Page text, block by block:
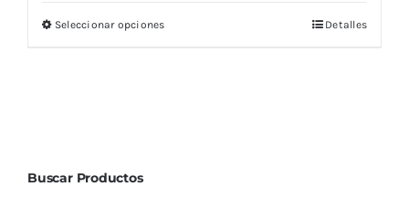
Seleccionar opcionesEste
Detalles
Buscar Productos